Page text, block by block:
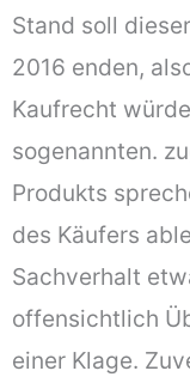
Stand soll
2016 enden,
Kaufrecht
sogenannten.
Produkts
des Käufers
Sachverhalt
offensichtlich
einer Klage.